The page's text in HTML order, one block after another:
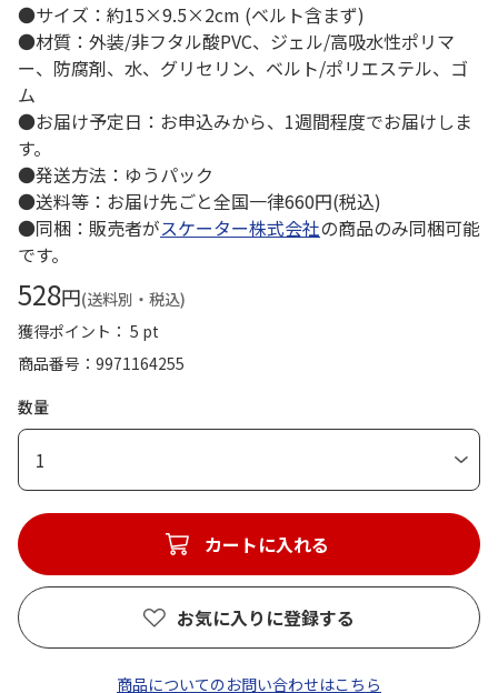
●サイズ：約15×9.5×2cm (ベルト含まず)
●材質：外装/非フタル酸PVC、ジェル/高吸水性ポリマ
ー、防腐剤、水、グリセリン、ベルト/ポリエステル、ゴ
ム
●お届け予定日：お申込みから、1週間程度でお届けしま
す。
●発送方法：ゆうパック
●送料等：お届け先ごと全国一律660円(税込)
●同梱：販売者がスケーター株式会社の商品のみ同梱可能
です。
528円(送料別・税込)
獲得ポイント： 5 pt
商品番号
9971164255
数量
1
カートに入れる
お気に入りに登録する
商品についてのお問い合わせはこちら